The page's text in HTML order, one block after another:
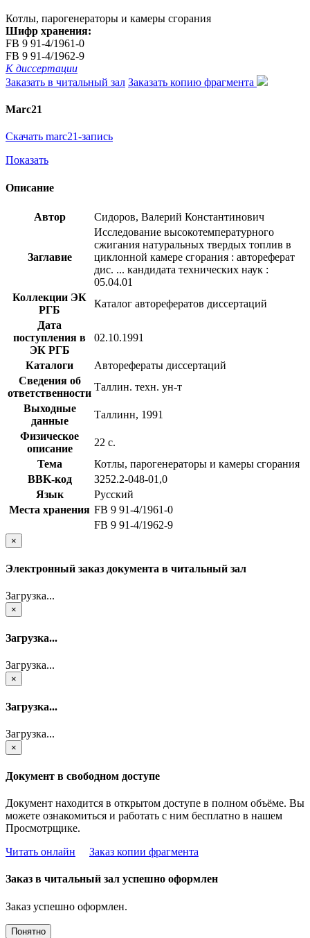
Котлы, парогенераторы и камеры сгорания
Шифр хранения:
FB 9 91-4/1961-0
FB 9 91-4/1962-9
К диссертации
Заказать в читальный зал Заказать копию фрагмента
Marc21
Скачать marc21-запись
Показать
Описание
Автор Сидоров, Валерий Константинович
Заглавие
Исследование высокотемпературного
сжигания натуральных твердых топлив в
циклонной камере сгорания : автореферат
дис. ... кандидата технических наук :
05.04.01
Коллекции ЭК
РГБ
Каталог авторефератов диссертаций
Дата
поступления в
ЭК РГБ
02.10.1991
Каталоги
Авторефераты диссертаций
Сведения об
ответственности
Таллин. техн. ун-т
Выходные
данные
Таллинн, 1991
Физическое
описание
22 с.
Тема
Котлы, парогенераторы и камеры сгорания
BBK-код
З252.2-048-01,0
Язык
Русский
Места хранения FB 9 91-4/1961-0
FB 9 91-4/1962-9
×
Электронный заказ документа в читальный зал
Загрузка...
×
Загрузка...
Загрузка...
×
Загрузка...
Загрузка...
×
Документ в свободном доступе
Документ находится в открытом доступе в полном объёме. Вы
можете ознакомиться и работать с ним бесплатно в нашем
Просмотрщике.
Читать онлайн
Заказ копии фрагмента
Заказ в читальный зал успешно оформлен
Заказ успешно оформлен.
Понятно